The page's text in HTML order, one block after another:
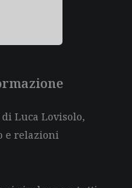
Luca Lovisolo,
e relazioni